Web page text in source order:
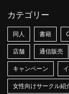
カテゴリー
同人 書籍
店舗 通信販売
キャンペーン
女性向けサークル紹